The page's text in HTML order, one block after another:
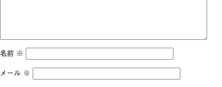
名前 ※
メール ※